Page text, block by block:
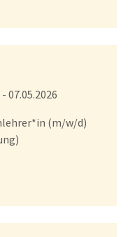
- 07.05.2026
(m/w/d)